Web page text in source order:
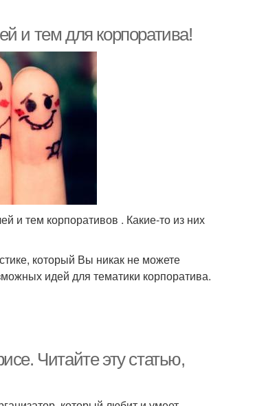
и тем для корпоратива!
и тем корпоративов . Какие-то из них
который Вы никак не можете
идей для тематики корпоратива.
Читайте эту статью,